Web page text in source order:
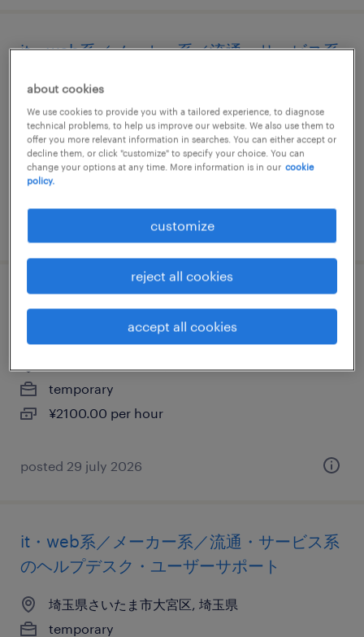
it・web系／メーカー系／流通・サービス系
トラクター
埼玉県蕨市, 埼玉県
temporary
¥1700.00 per hour
it・web系／メーカー系／流通・サービス系
のヘルプデスク・ユーザーサポート
temporary
¥2100.00 per hour
posted 29 july 2026
it・web系／メーカー系／流通・サービス系
のヘルプデスク・ユーザーサポート
埼玉県さいたま市大宮区, 埼玉県
temporary
about cookies
We use cookies to provide you with a tailored experience, to diagnose
technical problems, to help us improve our website. We also use them to
offer you more relevant information in searches. You can either accept or
decline them, or click "customize" to specify your choice. You can
change your options at any time. More information is in our cookie
policy.
customize
reject all cookies
accept all cookies